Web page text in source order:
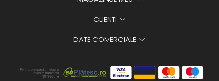
CLIENTI
DATE COMERCIALE